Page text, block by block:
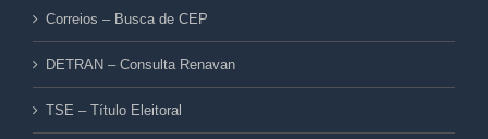
Correios – Busca de CEP
DETRAN – Consulta Renavan
TSE – Título Eleitoral